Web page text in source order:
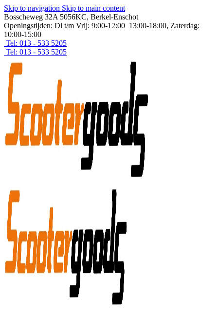
Skip to navigation Skip to main content
Bosscheweg 32A 5056KC, Berkel-Enschot
Openingstijden: Di t/m Vrij: 9:00-12:00 13:00-18:00, Zaterdag:
10:00-15:00
Tel: 013 - 533 5205
Tel: 013 - 533 5205